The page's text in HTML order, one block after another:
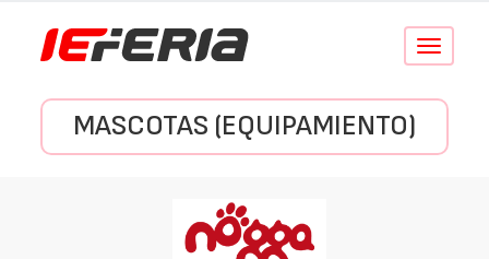
Conmutar
MASCOTAS (EQUIPAMIENTO)